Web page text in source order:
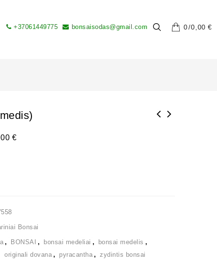
0 0,00€
+37061449775 bonsaisodas@gmail.com
€
Bonsai
, BONSAI , bonsai medeliai , bonsai medelis ,
originali dovana , pyracantha , zydintis bonsai